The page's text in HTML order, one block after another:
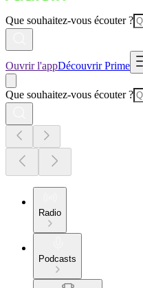
Que souhaitez-vous écouter ?
Ouvrir l'appDécouvrir Prime
Que souhaitez-vous écouter ?
Radio
Podcasts